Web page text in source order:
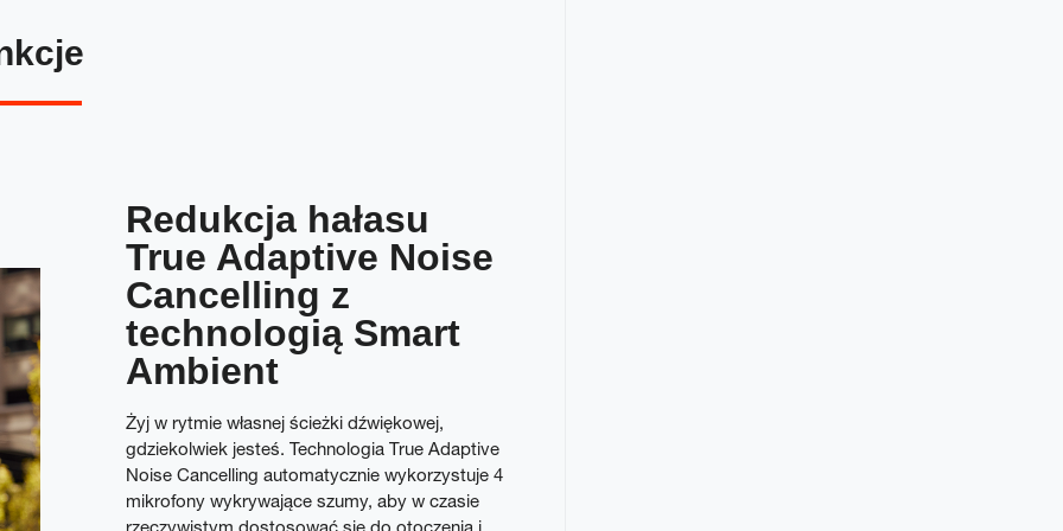
Redukcja hałasu
True Adaptive Noise
Cancelling z
technologią Smart
Ambient
Żyj w rytmie własnej ścieżki dźwiękowej,
gdziekolwiek jesteś. Technologia True Adaptive
Noise Cancelling automatycznie wykorzystuje 4
mikrofony wykrywające szumy, aby w czasie
rzeczywistym dostosować się do otoczenia i